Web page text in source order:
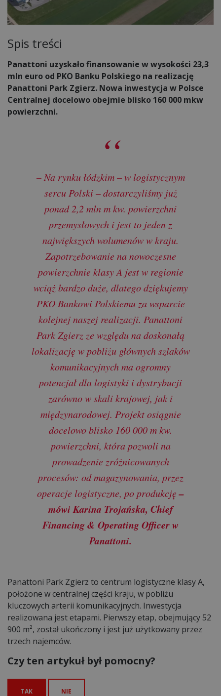
Spis treści
Panattoni uzyskało finansowanie w wysokości 23,3
mln euro od PKO Banku Polskiego na realizację
Panattoni Park Zgierz. Nowa inwestycja w Polsce
Centralnej docelowo obejmie blisko 160 000 mkw
powierzchni.
– Na rynku łódzkim – w logistycznym
sercu Polski – dostarczyliśmy już
ponad 2,2 mln m kw. powierzchni
przemysłowych i jest to jeden z
największych wolumenów w kraju.
Zapotrzebowanie na nowoczesne
powierzchnie klasy A jest w regionie
wciąż bardzo duże, dlatego dziękujemy
PKO Bankowi Polskiemu za wsparcie
kolejnej naszej realizacji. Panattoni
Park Zgierz ze względu na doskonałą
lokalizację w pobliżu głównych szlaków
komunikacyjnych ma ogromny
potencjał dla logistyki i dystrybucji
zarówno w skali krajowej, jak i
międzynarodowej. Projekt osiągnie
docelowo blisko 160 000 m kw.
powierzchni, która pozwoli na
prowadzenie zróżnicowanych
procesów: od magazynowania, przez
operacje logistyczne, po produkcję–
mówi Karina Trojańska, Chief
Financing & Operating Officer w
Panattoni.
Panattoni Park Zgierz to centrum logistyczne klasy A,
położone w centralnej części kraju, w pobliżu
kluczowych arterii komunikacyjnych. Inwestycja
realizowana jest etapami. Pierwszy etap, obejmujący 52
900 m², został ukończony i jest już użytkowany przez
trzech najemców.
Czy ten artykuł był pomocny?
TAK NIE